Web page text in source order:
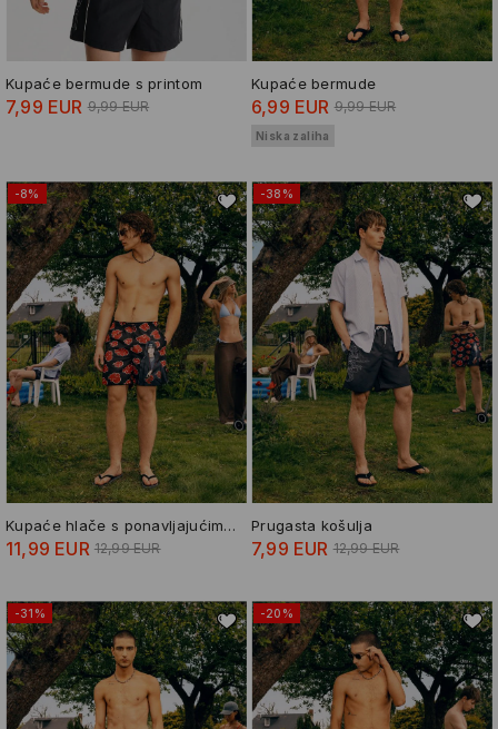
Kupaće bermude s printom
7,99 EUR 9,99 EUR
Kupaće bermude
6,99 EUR 9,99 EUR
Niska zaliha
-8%
Kupaće hlače s ponavljajućim uzorkom Naruto
11,99 EUR 12,99 EUR
-38%
Prugasta košulja
7,99 EUR 12,99 EUR
-31% -20%